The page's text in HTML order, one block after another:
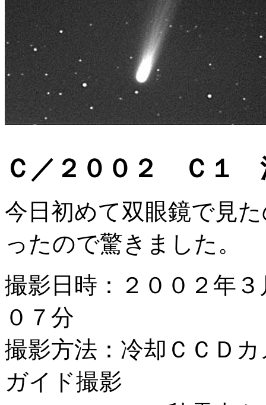
Ｃ／２００２ Ｃ１
今日初めて双眼鏡で見
ったので驚きました。
撮影日時：２００２年
０７分
撮影方法：冷却ＣＣＤ
ガイド撮影